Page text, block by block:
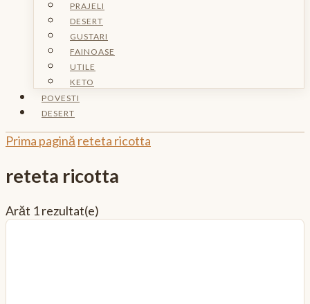
PRAJELI
DESERT
GUSTARI
FAINOASE
UTILE
KETO
POVESTI
DESERT
Prima pagină reteta ricotta
reteta ricotta
Arăt 1 rezultat(e)